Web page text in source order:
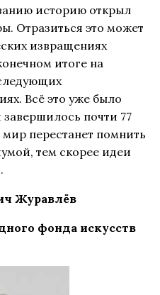
историю открыл
Отразиться это может
извращениях
итоге на
Всё это уже было
почти 77
перестанет помнить
тем скорее идеи
Журавлёв
фонда искусств